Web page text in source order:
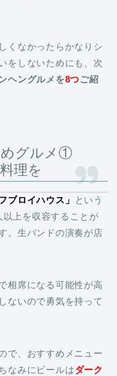
くなかったらかなりシ
をしないためにも、次
ヘングルメを8つご紹
めグルメ①
理を
ブロイハウス」
という
以上を収容することが
。生バンドの演奏が店
相席になる可能性が高
ないので勇気を持って
で、おすすめメニュー
なみにビールはダーク